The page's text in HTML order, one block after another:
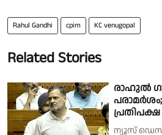
Rahul Gandhi cpim KC venugopal
Related Stories
രാഹുൽ
ന്യൂസ്